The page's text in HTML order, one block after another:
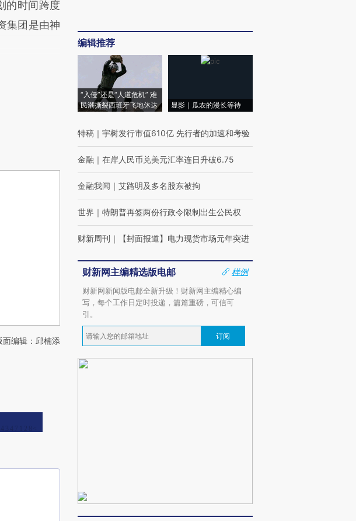
的时间跨度
集团是由神
编辑：邱楠添
编辑推荐
“入侵”还是“人道危机” 难
民潮撕裂西班牙飞地休达
显影｜瓜农的漫长等待
特稿 ｜ 宇树发行市值610亿 先行者的加速和考验
金融 ｜ 在岸人民币兑美元汇率连日升破6.75
金融我闻 ｜ 艾路明及多名股东被拘
世界 ｜ 特朗普再签两份行政令限制出生公民权
财新周刊 ｜ 【封面报道】电力现货市场元年突进
财新网主编精选版电邮
样例
财新网新闻版电邮全新升级！财新网主编精心编
写，每个工作日定时投递，篇篇重磅，可信可
引。
订阅